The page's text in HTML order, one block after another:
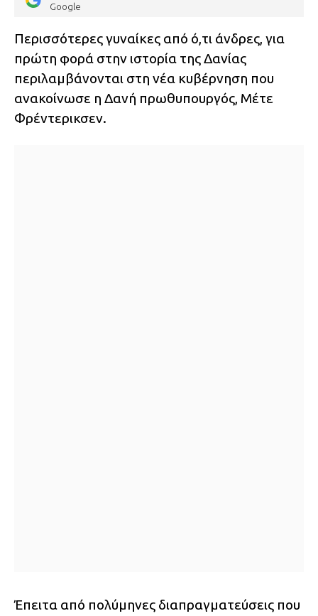
Google
Περισσότερες γυναίκες από ό,τι άνδρες, για
πρώτη φορά στην ιστορία της Δανίας
περιλαμβάνονται στη νέα κυβέρνηση που
ανακοίνωσε η Δανή πρωθυπουργός, Μέτε
Φρέντερικσεν.
Έπειτα από πολύμηνες διαπραγματεύσεις που